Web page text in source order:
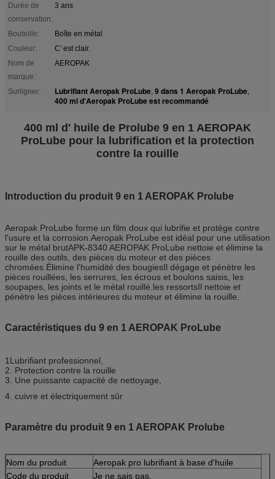
Durée de
conservation:
3 ans
Bouteille:
Boîte en métal
Couleur:
C' est clair.
Nom de
marque:
AEROPAK
Surligner: Lubrifiant Aeropak ProLube, 9 dans 1 Aeropak ProLube,
400 ml d'Aeropak ProLube est recommandé
400 ml d' huile de Prolube 9 en 1 AEROPAK
ProLube pour la lubrification et la protection
contre la rouille
Introduction du produit 9 en 1 AEROPAK Prolube
Aeropak ProLube forme un film doux qui lubrifie et protège contre
l'usure et la corrosion.Aeropak ProLube est idéal pour une utilisation
sur le métal brutAPK-8340 AEROPAK ProLube nettoie et élimine la
rouille des outils, des pièces du moteur et des pièces
chromées.Élimine l'humidité des bougiesIl dégage et pénètre les
pièces rouillées, les serrures, les écrous et boulons saisis, les
soupapes, les joints et le métal rouillé.les ressortsIl nettoie et
pénètre les pièces intérieures du moteur et élimine la rouille.
Caractéristiques du 9 en 1 AEROPAK ProLube
1Lubrifiant professionnel,
2. Protection contre la rouille
3. Une puissante capacité de nettoyage,
4. cuivre et électriquement sûr
Paramètre du produit 9 en 1 AEROPAK Prolube
Nom du produit
Aeropak pro lubrifiant à base d'huile
Code du produit
Je ne sais pas.